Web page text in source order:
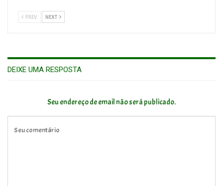
PREV NEXT
DEIXE UMA RESPOSTA
Seu endereço de email não será publicado.